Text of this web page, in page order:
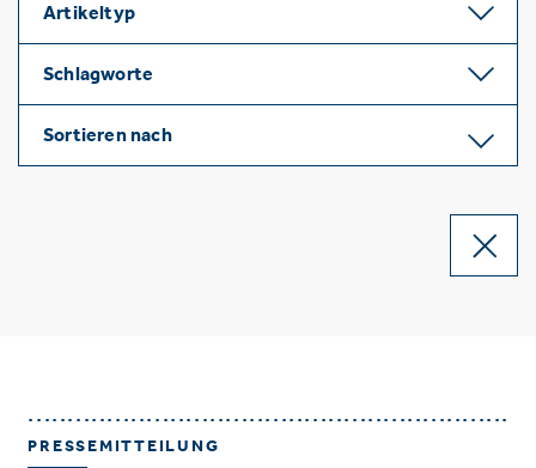
Artikeltyp
Schlagworte
Sortieren nach
PRESSEMITTEILUNG